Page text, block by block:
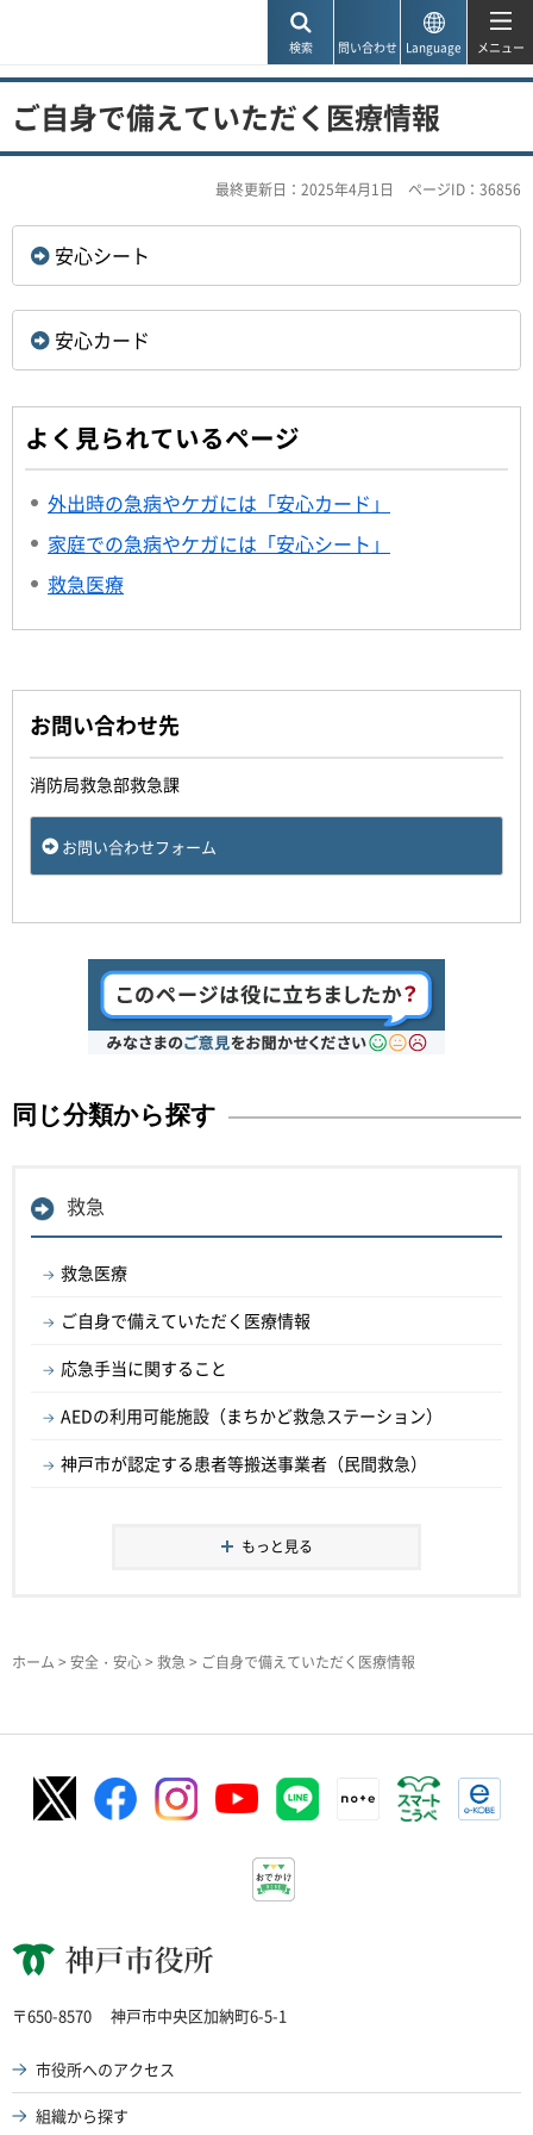
検索 問い合わせ Language メニュー
ご自身で備えていただく医療情報
最終更新日：2025年4月1日 ページID：36856
安心シート
安心カード
よく見られているページ
外出時の急病やケガには「安心カード」
家庭での急病やケガには「安心シート」
救急医療
お問い合わせ先
消防局救急部救急課
お問い合わせフォーム
同じ分類から探す
救急
救急医療
ご自身で備えていただく医療情報
応急手当に関すること
AEDの利用可能施設（まちかど救急ステーション）
神戸市が認定する患者等搬送事業者（民間救急）
もっと見る
ホーム > 安全・安心> 救急> ご自身で備えていただく医療情報
神戸市役所
〒650-8570 神戸市中央区加納町6-5-1
市役所へのアクセス
組織から探す